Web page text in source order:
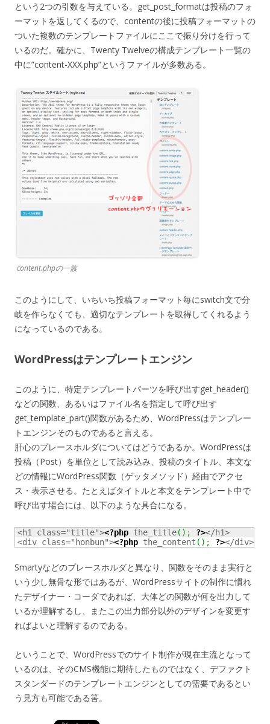
という2つの引数を与えている。get_post_formatは投稿のフォ
ーマットを返してくるので、contentの後に投稿フォーマットの
ついた複数のテンプレートファイルにここで振り分けを行って
いるのだ。確かに、Twenty Twelveの構成テンプレート一覧の
中に”content-XXX.php”というファイルが多数ある。
content.phpの一族
このようにして、いちいち投稿フォーマット毎にswitch文で分
岐を作らなくても、適切なテンプレートを取得してくれるよう
になっているのである。
WordPressはテンプレートエンジン
このように、特定テンプレートパーツを呼び出すget_header()
などの関数、あるいはファイル名を指定して呼び出す
get_template_part()関数があるため、WordPressはテンプレー
トエンジンそのものであると言える。
肝心のプレースホルダについてはどうであるか。WordPressは
投稿（Post）を単位として読み込み、投稿のタイトル、本文な
どの情報にWordPress関数（ゲッタメソッド）経由でアクセ
ス・表示させる。たとえばタイトルと本文をテンプレート中で
呼び出す場合には、以下のような具合になる。
<h1 class="title"><?php the_title( ) ; ?></h1>
<div class="honbun"><?php the_content ( ) ; ?></div>
Smartyなどのプレースホルダと異なり、関数をそのまま実行と
いう少し無骨な形ではあるが、WordPressサイトの制作に慣れ
たデザイナー・コーダであれば、大体どの関数が何を出力して
いるか理解するし、またこの出力部分以外のデザインを変更す
ればよいと理解するのである。
ということで、WordPressでのサイト制作が現在主流となって
いるのは、そのCMS機能に期待したものではなく、デファクト
スタンダードのテンプレートエンジンとしての需要であるとい
う見方も可能である筈。